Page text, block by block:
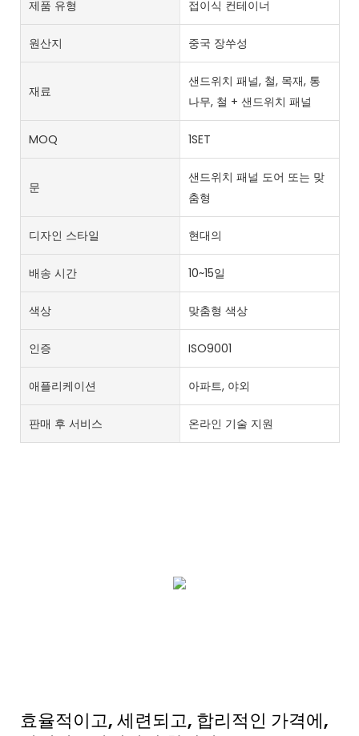
제품 유형 접이식 컨테이너
원산지 중국 장쑤성
재료
샌드위치 패널, 철, 목재, 통
나무, 철 + 샌드위치 패널
MOQ 1SET
문
샌드위치 패널 도어 또는 맞
춤형
디자인 스타일 현대의
배송 시간 10~15일
색상 맞춤형 색상
인증 ISO9001
애플리케이션 아파트, 야외
판매 후 서비스 온라인 기술 지원
효율적이고, 세련되고, 합리적인 가격에,